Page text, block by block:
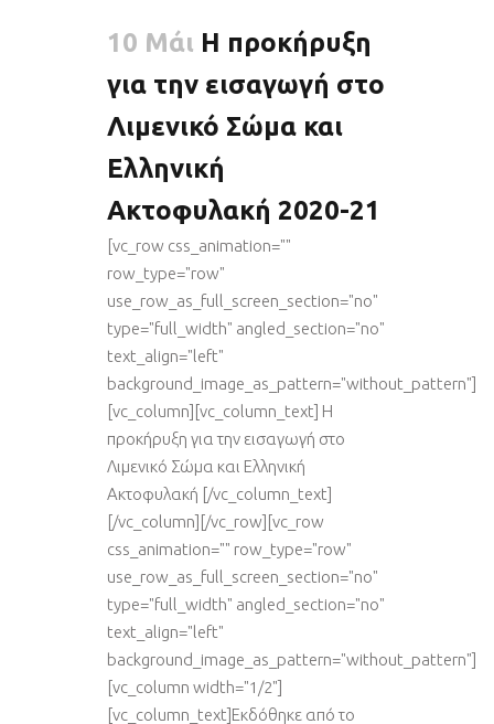
10 Μάι Η προκήρυξη
για την εισαγωγή στο
Λιμενικό Σώμα και
Ελληνική
Ακτοφυλακή 2020-21
[vc_row css_animation=""
row_type="row"
use_row_as_full_screen_section="no"
type="full_width" angled_section="no"
text_align="left"
background_image_as_pattern="without_pattern"]
[vc_column][vc_column_text] Η
προκήρυξη για την εισαγωγή στο
Λιμενικό Σώμα και Ελληνική
Ακτοφυλακή [/vc_column_text]
[/vc_column][/vc_row][vc_row
css_animation="" row_type="row"
use_row_as_full_screen_section="no"
type="full_width" angled_section="no"
text_align="left"
background_image_as_pattern="without_pattern"]
[vc_column width="1/2"]
[vc_column_text]Εκδόθηκε από το